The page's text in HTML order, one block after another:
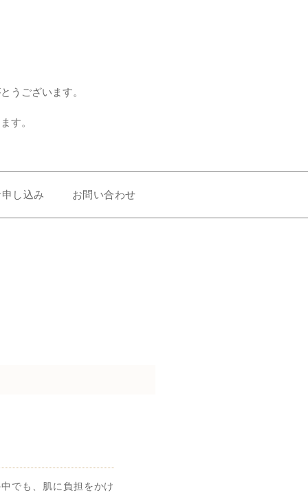
うございます。
す。
し込み お問い合わせ
でも、肌に負担をかけ